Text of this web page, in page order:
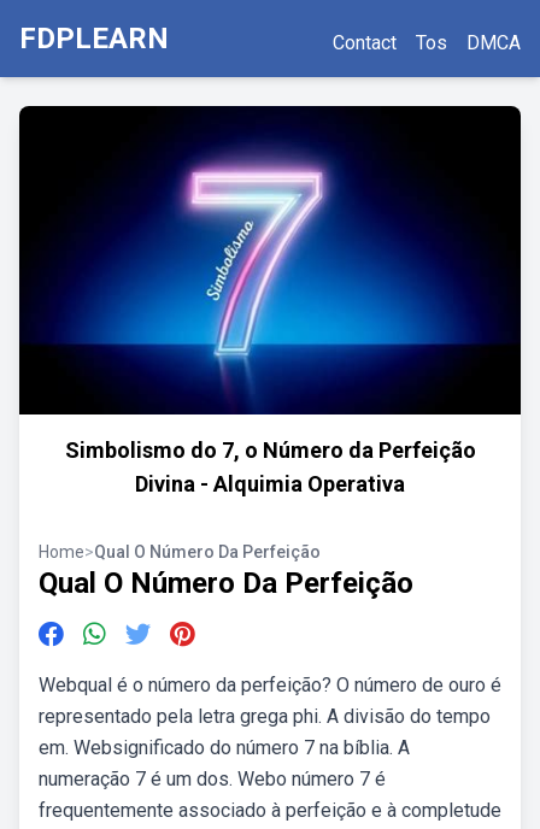
FDPLEARN Contact Tos DMCA
Simbolismo do 7, o Número da Perfeição
Divina - Alquimia Operativa
Home>Qual O Número Da Perfeição
Qual O Número Da Perfeição
Webqual é o número da perfeição? O número de ouro é
representado pela letra grega phi. A divisão do tempo
em. Websignificado do número 7 na bíblia. A
numeração 7 é um dos. Webo número 7 é
frequentemente associado à perfeição e à completude